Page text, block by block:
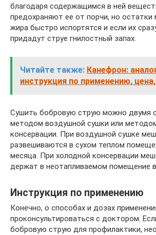
благодаря содержащимся в ней
предохраняют ее от порчи, но остатки
жира быстро испортятся и если их
придадут струе гнилостный запах.
Читайте также: Канефрон:
инструкция по применению,
Сушить бобровую струю можно двумя
методом воздушной сушки или
консервации. При воздушной сушке
развешиваются в сухом теплом
месяца. При холодной консервации
держат в неотапливаемом помещение
Инструкция по применению
Конечно, о способах и дозах
проконсультироваться с доктором.
бобровую струю для профилактики,